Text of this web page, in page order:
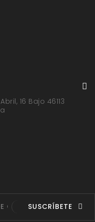
16 Bajo 46113
SUSCRÍBETE